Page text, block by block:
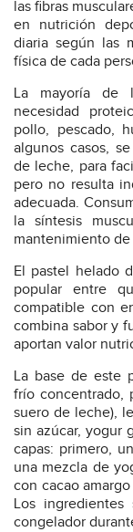
las fibras
en nutrición
diaria según las
física de cada
La mayoría de
necesidad
pollo, pescado,
algunos casos,
de leche, para
pero no resulta
adecuada.
la síntesis
mantenimiento de
El pastel helado
popular entre
compatible con
combina sabor y
aportan valor
La base de este
frío concentrado,
suero de leche),
sin azúcar, yogur
capas: primero,
una mezcla de
con cacao
Los
congelador